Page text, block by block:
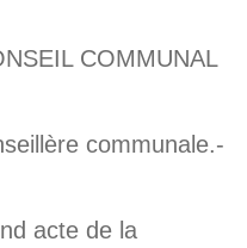
COMMUNAL
communale.-
acte de la